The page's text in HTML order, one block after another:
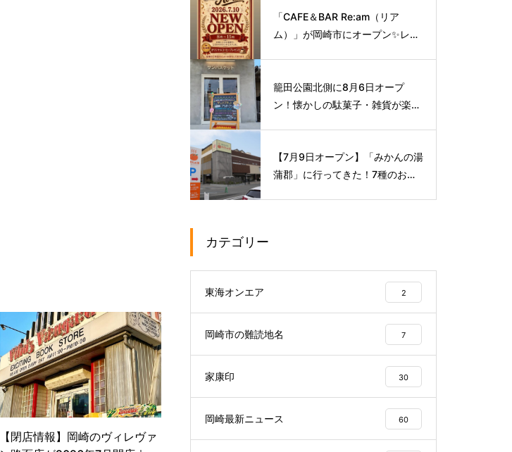
【閉店情報】岡崎のヴィレヴァ
「CAFE＆BAR Re:am（リア
ム）」が岡崎市にオープン✨レト
籠田公園北側に8月6日オープ
ン！懐かしの駄菓子・雑貨が楽し
【7月9日オープン】「みかんの湯
蒲郡」に行ってきた！7種のお風
カテゴリー
東海オンエア 2
岡崎市の難読地名 7
家康印 30
岡崎最新ニュース 60